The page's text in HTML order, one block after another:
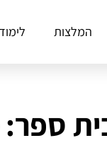
המלצות
ספר: